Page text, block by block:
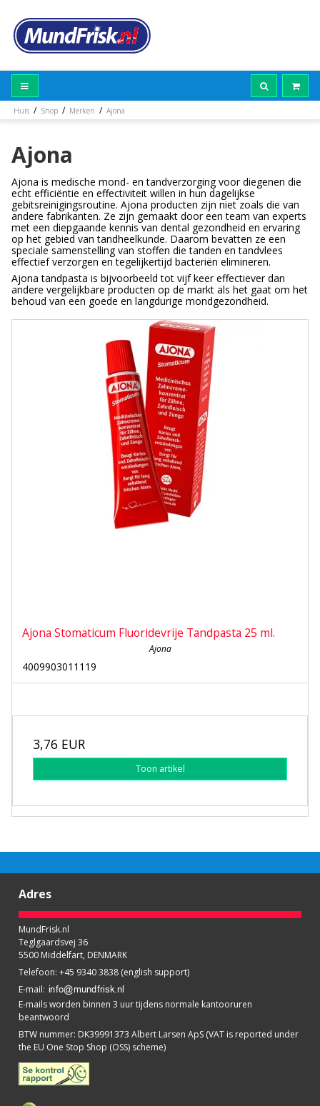
Huis / Shop / Merken / Ajona
Ajona
Ajona is medische mond- en tandverzorging voor diegenen die
echt efficiëntie en effectiviteit willen in hun dagelijkse
gebitsreinigingsroutine. Ajona producten zijn niet zoals die van
andere fabrikanten. Ze zijn gemaakt door een team van experts
met een diepgaande kennis van dental gezondheid en ervaring
op het gebied van tandheelkunde. Daarom bevatten ze een
speciale samenstelling van stoffen die tanden en tandvlees
effectief verzorgen en tegelijkertijd bacteriën elimineren.
Ajona tandpasta is bijvoorbeeld tot vijf keer effectiever dan
andere vergelijkbare producten op de markt als het gaat om het
behoud van een goede en langdurige mondgezondheid.
Ajona Stomaticum Fluoridevrije Tandpasta 25 ml.
Ajona
4009903011119
3,76 EUR
Toon artikel
Adres
MundFrisk.nl
Teglgaardsvej 36
5500 Middelfart, DENMARK
Telefoon: +45 9340 3838 (english support)
E-mail:
E-mails worden binnen 3 uur tijdens normale kantooruren
beantwoord
BTW nummer: DK39991373 Albert Larsen ApS (VAT is reported under
the EU One Stop Shop (OSS) scheme)